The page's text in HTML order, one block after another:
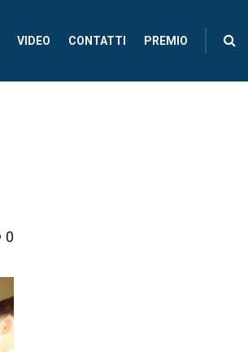
VIDEO CONTATTI PREMIO
0